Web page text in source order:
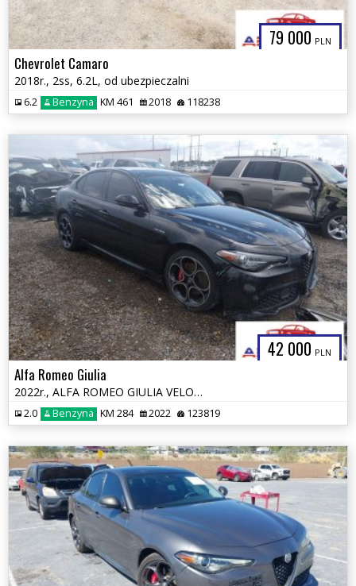
79 000 PLN
Chevrolet Camaro
2018r., 2ss, 6.2L, od ubezpieczalni
6.2 Benzyna KM 461 2018 118238
42 000 PLN
Alfa Romeo Giulia
2022r., ALFA ROMEO GIULIA VELOCE TI RWD, 2L, od ubezpieczalni
2.0 Benzyna KM 284 2022 123819